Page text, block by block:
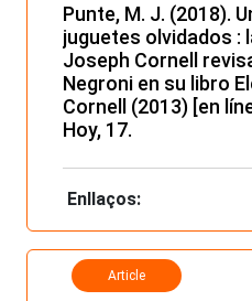
Punte, M. J. (2018).
juguetes olvidados :
Joseph Cornell
Negroni en su libro
Cornell (2013) [en
Hoy, 17.
Enllaços:
Article